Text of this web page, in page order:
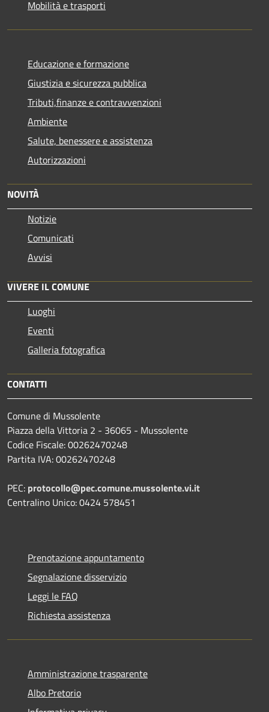
Mobilità e trasporti
Educazione e formazione
Giustizia e sicurezza pubblica
Tributi,finanze e contravvenzioni
Ambiente
Salute, benessere e assistenza
Autorizzazioni
NOVITÀ
Notizie
Comunicati
Avvisi
VIVERE IL COMUNE
Luoghi
Eventi
Galleria fotografica
CONTATTI
Comune di Mussolente
Piazza della Vittoria 2 - 36065 - Mussolente
Codice Fiscale: 00262470248
Partita IVA: 00262470248
PEC: protocollo@pec.comune.mussolente.vi.it
Centralino Unico: 0424 578451
Prenotazione appuntamento
Segnalazione disservizio
Leggi le FAQ
Richiesta assistenza
Amministrazione trasparente
Albo Pretorio